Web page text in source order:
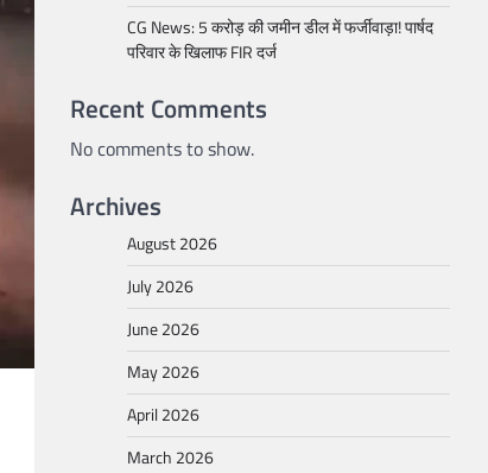
CG News: 5 करोड़ की जमीन डील में फर्जीवाड़ा! पार्षद
परिवार के खिलाफ FIR दर्ज
Recent Comments
No comments to show.
Archives
August 2026
July 2026
June 2026
May 2026
April 2026
March 2026